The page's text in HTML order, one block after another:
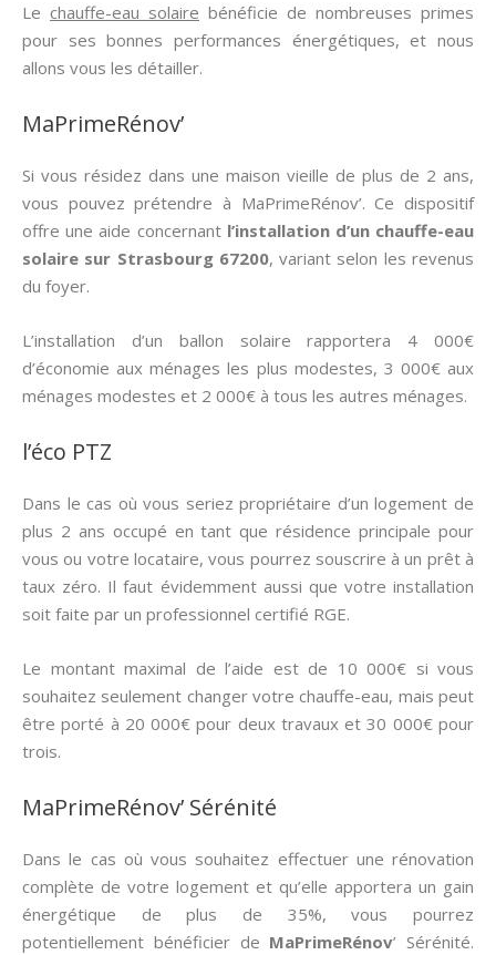
Le chauffe-eau solaire bénéficie de nombreuses primes
pour ses bonnes performances énergétiques, et nous
allons vous les détailler.
MaPrimeRénov’
Si vous résidez dans une maison vieille de plus de 2 ans,
vous pouvez prétendre à MaPrimeRénov’. Ce dispositif
offre une aide concernant l’installation d’un chauffe-eau
solaire sur Strasbourg 67200, variant selon les revenus
du foyer.
L’installation d’un ballon solaire rapportera 4 000€
d’économie aux ménages les plus modestes, 3 000€ aux
ménages modestes et 2 000€ à tous les autres ménages.
l’éco PTZ
Dans le cas où vous seriez propriétaire d’un logement de
plus 2 ans occupé en tant que résidence principale pour
vous ou votre locataire, vous pourrez souscrire à un prêt à
taux zéro. Il faut évidemment aussi que votre installation
soit faite par un professionnel certifié RGE.
Le montant maximal de l’aide est de 10 000€ si vous
souhaitez seulement changer votre chauffe-eau, mais peut
être porté à 20 000€ pour deux travaux et 30 000€ pour
trois.
MaPrimeRénov’ Sérénité
Dans le cas où vous souhaitez effectuer une rénovation
complète de votre logement et qu’elle apportera un gain
énergétique de plus de 35%, vous pourrez
potentiellement bénéficier de MaPrimeRénov’ Sérénité.